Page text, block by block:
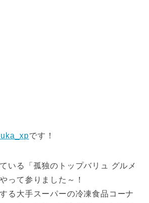
です！
いる「孤独のトップバリュ グルメ
って参りました～！
る大手スーパーの冷凍食品コーナ